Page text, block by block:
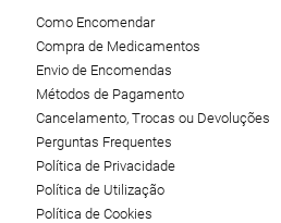
Como Encomendar
Compra de Medicamentos
Envio de Encomendas
Métodos de Pagamento
Cancelamento, Trocas ou Devoluções
Perguntas Frequentes
Política de Privacidade
Política de Utilização
Política de Cookies